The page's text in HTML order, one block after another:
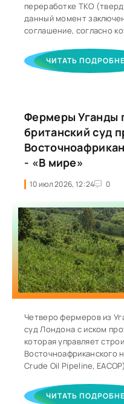
переработке ТКО
данный момент
соглашение, согласно
ЧИТАТЬ
Фермеры Уганды
британский суд
- «В мире»
10 июл 2026, 12:24 0
Четверо фермеров из
суд Лондона с иском
которая управляет
Восточноафриканского
Crude Oil Pipeline,
ЧИТАТЬ